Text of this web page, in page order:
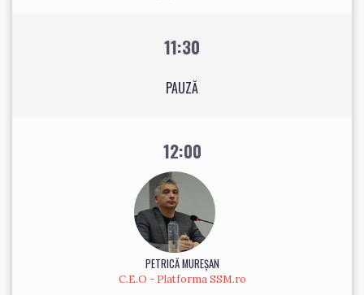
11:30
PAUZĂ
12:00
PETRICĂ MUREŞAN
C.E.O - Platforma SSM.ro